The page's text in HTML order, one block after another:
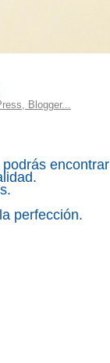
encontrar
perfección.